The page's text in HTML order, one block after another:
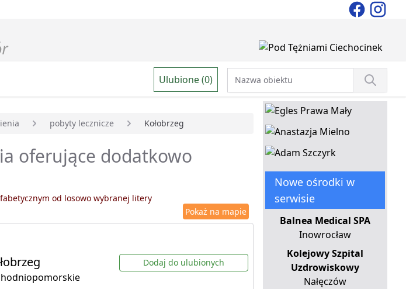
Ulubione (0)
pobyty lecznicze Kołobrzeg
oferujące dodatkowo
od losowo wybranej litery
Pokaż na mapie
Dodaj do ulubionych
Nowe ośrodki w
serwisie
Balnea Medical SPA
Inowrocław
Kolejowy Szpital
Uzdrowiskowy
Nałęczów